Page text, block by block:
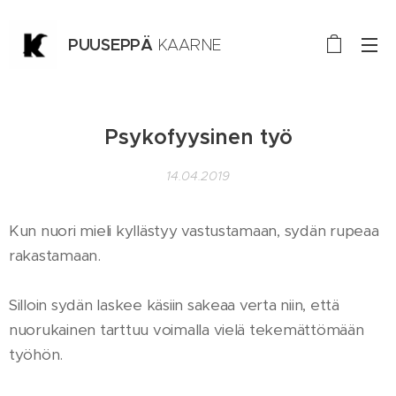
PUUSEPPÄ KAARNE
Psykofyysinen työ
14.04.2019
Kun nuori mieli kyllästyy vastustamaan, sydän rupeaa
rakastamaan.
Silloin sydän laskee käsiin sakeaa verta niin, että
nuorukainen tarttuu voimalla vielä tekemättömään
työhön.